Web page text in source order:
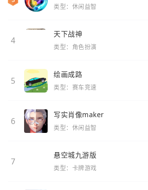
类型：休闲益智
4
天下战神
类型：角色扮演
5
绘画成路
类型：赛车竞速
6
写实肖像maker
类型：休闲益智
7
悬空城九游版
类型：卡牌游戏